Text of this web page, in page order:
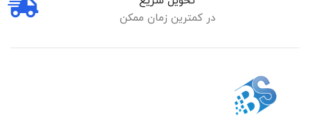
در کمترین زمان ممکن